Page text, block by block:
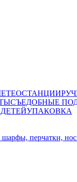
СЪЕДОБНЫЕ
УПАКОВКА
перчатки,